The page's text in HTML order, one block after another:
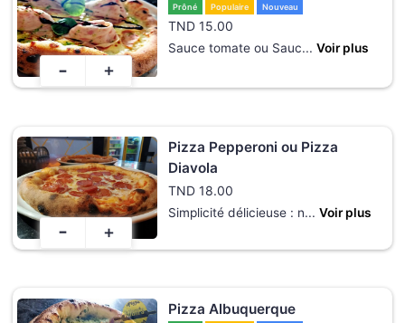
Prôné Populaire Nouveau
TND 15.00
Sauce tomate ou Sauc... Voir plus
- +
Pizza Pepperoni ou Pizza
Diavola
TND 18.00
Simplicité délicieuse : n... Voir plus
- +
Pizza Albuquerque